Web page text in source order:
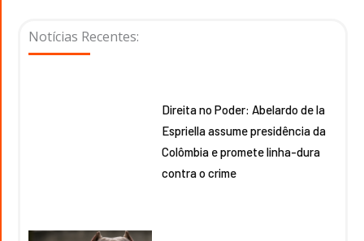
Notícias Recentes:
Direita no Poder: Abelardo de la
Espriella assume presidência da
Colômbia e promete linha-dura
contra o crime